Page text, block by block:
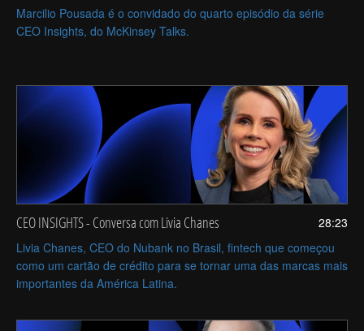
Marcilio Pousada é o convidado do quarto episódio da série
CEO Insights, do McKinsey Talks.
28:23
CEO INSIGHTS - Conversa com Livia Chanes
Livia Chanes, CEO do Nubank no Brasil, fintech que começou
como um cartão de crédito para se tornar uma das marcas mais
importantes da América Latina.